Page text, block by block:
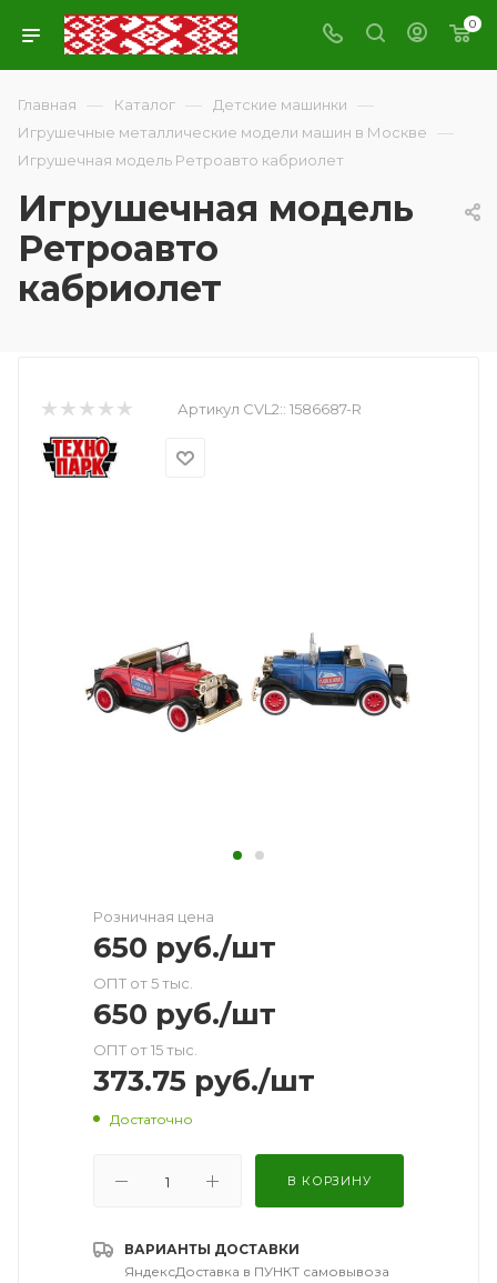
0
Главная — Каталог — Детские машинки —
Игрушечные металлические модели машин в Москве —
Игрушечная модель Ретроавто кабриолет
Игрушечная модель
Ретроавто
кабриолет
Артикул CVL2:: 1586687-R
Розничная цена
650 руб./шт
ОПТ от 5 тыс.
650 руб./шт
ОПТ от 15 тыс.
373.75 руб./шт
Достаточно
В КОРЗИНУ
ВАРИАНТЫ ДОСТАВКИ
ЯндексДоставка в ПУНКТ самовывоза